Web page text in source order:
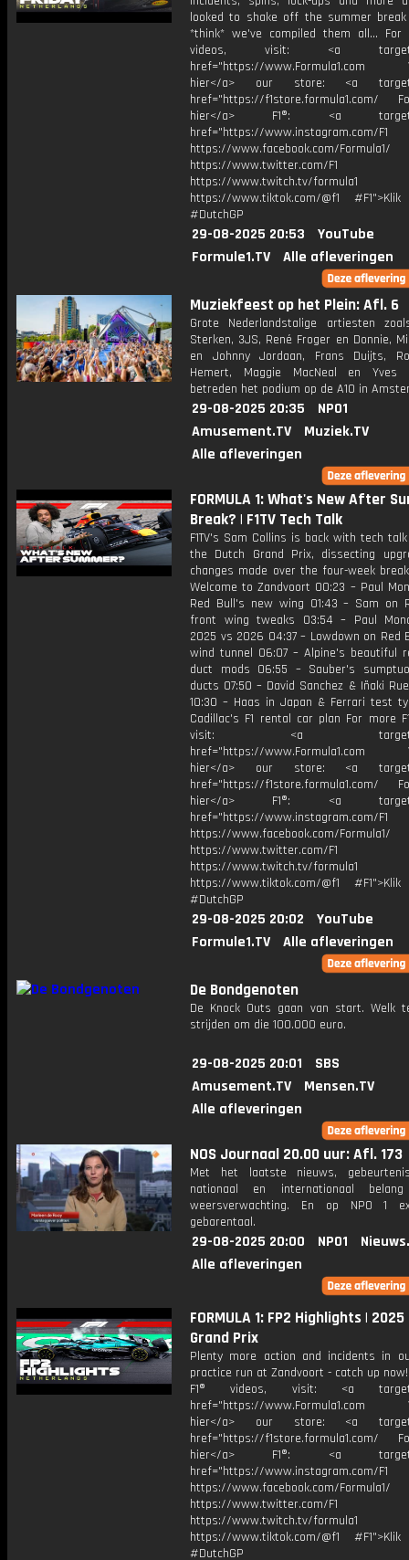
looked to shake off the summer
*think* we've compiled them all... For
videos, visit: <a
href="https://www.Formula1.com
hier</a> our store: <a
href="https://f1store.formula1.com/
hier</a> F1®: <a
href="https://www.instagram.com/F1
https://www.facebook.com/Formula1/
https://www.twitter.com/F1
https://www.twitch.tv/formula1
https://www.tiktok.com/@f1
#DutchGP
29-08-2025 20:53
YouTube
Formule1.TV
Alle afleveringen
Muziekfeest op het Plein: Afl. 6
Grote Nederlandstalige artiesten
Sterken, 3JS, René Froger en Donnie,
en Johnny Jordaan, Frans Duijts,
Hemert, Maggie MacNeal en Yves
betreden het podium op de A10 in
29-08-2025 20:35
NPO1
Amusement.TV
Muziek.TV
Alle afleveringen
FORMULA 1: What's New After
Break? | F1TV Tech Talk
F1TV's Sam Collins is back with tech
the Dutch Grand Prix, dissecting
changes made over the four-week
Welcome to Zandvoort 00:23 – Paul
Red Bull's new wing 01:43 – Sam on
front wing tweaks 03:54 – Paul
2025 vs 2026 04:37 – Lowdown on Red
wind tunnel 06:07 – Alpine's beautiful
duct mods 06:55 – Sauber's
ducts 07:50 – David Sanchez & Iñaki
10:30 – Haas in Japan & Ferrari test
Cadillac's F1 rental car plan For more
visit: <a
href="https://www.Formula1.com
hier</a> our store: <a
href="https://f1store.formula1.com/
hier</a> F1®: <a
href="https://www.instagram.com/F1
https://www.facebook.com/Formula1/
https://www.twitter.com/F1
https://www.twitch.tv/formula1
https://www.tiktok.com/@f1
#DutchGP
29-08-2025 20:02
YouTube
Formule1.TV
Alle afleveringen
De Bondgenoten
De Knock Outs gaan van start. Welk
strijden om die 100.000 euro.
29-08-2025 20:01
SBS
Amusement.TV
Mensen.TV
Alle afleveringen
NOS Journaal 20.00 uur: Afl. 173
Met het laatste nieuws,
nationaal en internationaal
weersverwachting. En op NPO 1
gebarentaal.
29-08-2025 20:00 NPO1
Alle afleveringen
FORMULA 1: FP2 Highlights |
Grand Prix
Plenty more action and incidents in
practice run at Zandvoort - catch up
F1® videos, visit: <a
href="https://www.Formula1.com
hier</a> our store: <a
href="https://f1store.formula1.com/
hier</a> F1®: <a
href="https://www.instagram.com/F1
https://www.facebook.com/Formula1/
https://www.twitter.com/F1
https://www.twitch.tv/formula1
https://www.tiktok.com/@f1
#DutchGP